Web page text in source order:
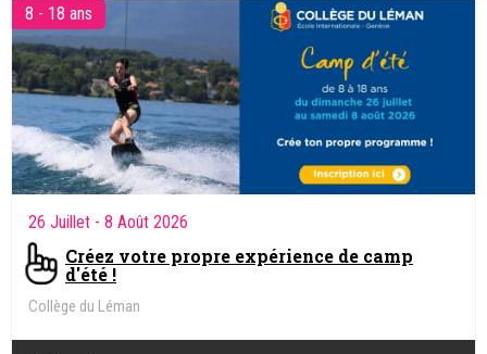
8 - 18 ans
26 Juillet - 8 Août 2026
Créez votre propre expérience de camp
d'été !
Collège du Léman